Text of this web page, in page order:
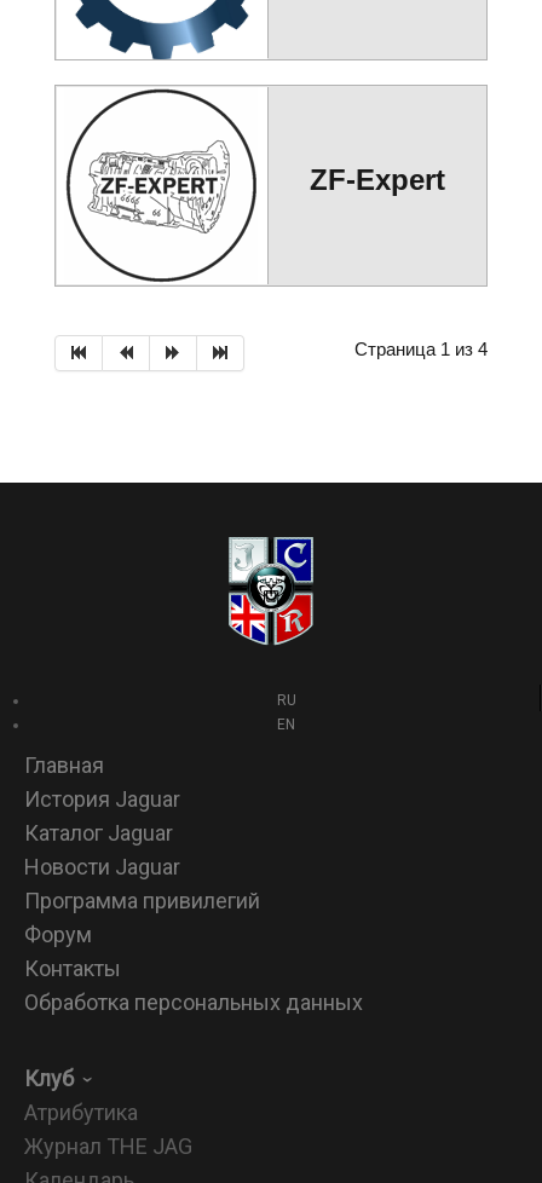
ZF-Expert
Страница 1 из 4
RU
EN
Главная
История Jaguar
Каталог Jaguar
Новости Jaguar
Программа привилегий
Форум
Контакты
Обработка персональных данных
Клуб
Атрибутика
Журнал THE JAG